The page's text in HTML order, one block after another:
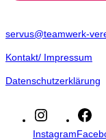
servus@teamwerk-
Kontakt/ Impressum
Datenschutzerklärung
Instagram